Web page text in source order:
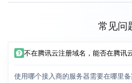
常见问
不在腾讯云注册域名，能否在腾讯
使用哪个接入商的服务器需要在哪里